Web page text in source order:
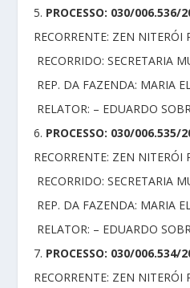
5. PROCESSO: 030/006.536/
RECORRENTE: ZEN NITERÓI
RECORRIDO: SECRETARIA
REP. DA FAZENDA: MARIA
RELATOR: – EDUARDO
6. PROCESSO: 030/006.535/
RECORRENTE: ZEN NITERÓI
RECORRIDO: SECRETARIA
REP. DA FAZENDA: MARIA
RELATOR: – EDUARDO
7. PROCESSO: 030/006.534/
RECORRENTE: ZEN NITERÓI